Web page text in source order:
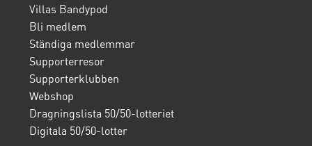
Villas Bandypod
Bli medlem
Ständiga medlemmar
Supporterresor
Supporterklubben
Webshop
Dragningslista 50/50-lotteriet
Digitala 50/50-lotter